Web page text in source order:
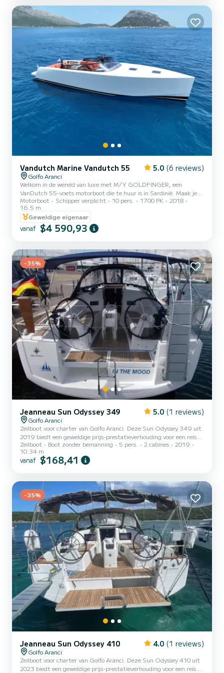
even for longer-range coastal cr...
Vandutch Marine Vandutch 55 5.0 (6 reviews)
Golfo Aranci
Welkom in de wereld van luxe met M/Y GOLDFINGER, een
VanDutch 55-voets motorboot die te huur is in Sardinië. Maak je
klaar om te genieten van een onvergetelijke ervaring, waar kracht
en elegantie samenkomen tot één. De VanDutch 55 is een perfecte
combinatie van luxueus ontwerp en praktischheid, waardoor het de
beste manier is om van een zee-ervaring te genieten zonder
comfort op te offeren. Accommoderend tot 10 (tien) gasten, is
v...
Motorboot Schipper verplicht 10 pers. 1700 PK
2018
16.5 m
Geweldige eigenaar
vanaf $4 590,93
-35%
Jeanneau Sun Odyssey 349 5.0 (1 reviews)
Golfo Aranci
Zeilboot voor charter van Golfo Aranci. Deze Sun Odyssey 349 uit
2019 biedt een geweldige prijs-prestatieverhouding voor een reis
van meerdere dagen of weken. Je wilt een onvergetelijke reis met
deze zeilboot 10 meter lengte besteden? U kunt met maximaal 4
personen aan boord komen en genieten van de 2 comfortabele
onder andere uitgerust met de volgende apparatuur...
Zeilboot Boot zonder bemanning 5 pers. 2 cabines
2019
10.34 m
vanaf $168,41
-35%
Jeanneau Sun Odyssey 410 4.0 (1 reviews)
Golfo Aranci
Zeilboot voor charter van Golfo Aranci. Deze Sun Odyssey 410 uit
2023 biedt een geweldige prijs-prestatieverhouding voor een reis